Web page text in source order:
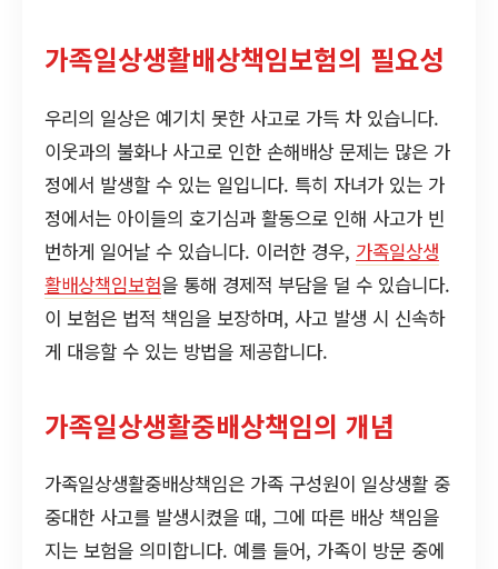
가족일상생활배상책임보험의 필요성
우리의 일상은 예기치 못한 사고로 가득 차 있습니다.
이웃과의 불화나 사고로 인한 손해배상 문제는 많은 가
정에서 발생할 수 있는 일입니다. 특히 자녀가 있는 가
정에서는 아이들의 호기심과 활동으로 인해 사고가 빈
번하게 일어날 수 있습니다. 이러한 경우, 가족일상생
활배상책임보험을 통해 경제적 부담을 덜 수 있습니다.
이 보험은 법적 책임을 보장하며, 사고 발생 시 신속하
게 대응할 수 있는 방법을 제공합니다.
가족일상생활중배상책임의 개념
가족일상생활중배상책임은 가족 구성원이 일상생활 중
중대한 사고를 발생시켰을 때, 그에 따른 배상 책임을
지는 보험을 의미합니다. 예를 들어, 가족이 방문 중에